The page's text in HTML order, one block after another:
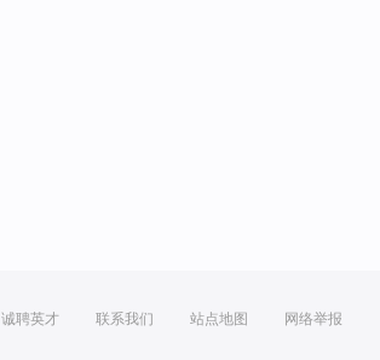
诚聘英才 联系我们 站点地图 网络举报